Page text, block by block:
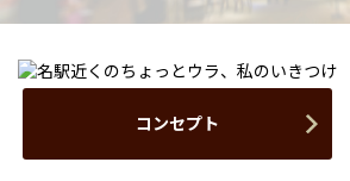
コンセプト